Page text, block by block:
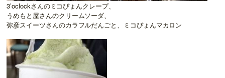
3’oclockさんのミコぴょんクレープ、
うめもと屋さんのクリームソーダ、
弥彦スイーツさんのカラフルだんごと、ミコぴょんマカロン